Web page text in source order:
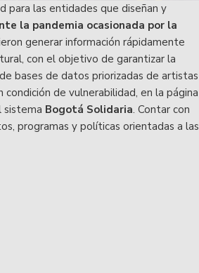
para las entidades que diseñan y
la pandemia ocasionada por la
generar información rápidamente
con el objetivo de garantizar la
bases de datos priorizadas de artistas
de vulnerabilidad, en la página
sistema Bogotá Solidaria. Contar con
programas y políticas orientadas a las